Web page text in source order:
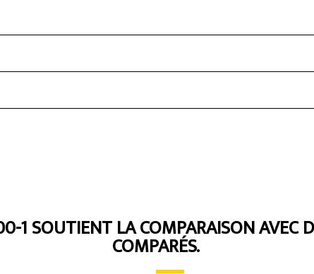
1 SOUTIENT LA COMPARAISON AVEC
COMPARÉS.